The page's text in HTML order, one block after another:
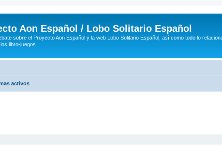
Aon Español / Lobo Solitario Español
sobre el Proyecto Aon Español y la web Lobo Solitario Español, así como todo lo
libro-juegos
activos